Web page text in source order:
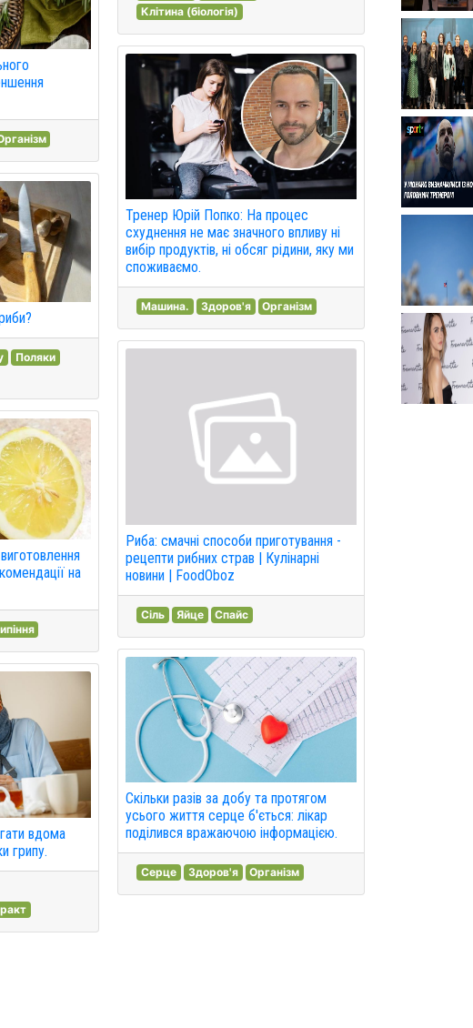
Поляки
на
вдома
грипу.
Клітина (біологія)
Тренер Юрій Попко: На процес
схуднення не має значного впливу ні
вибір продуктів, ні обсяг рідини, яку ми
споживаємо.
Машина. Здоров'я Організм
Риба: смачні способи приготування -
рецепти рибних страв | Кулінарні
новини | FoodOboz
Сіль Яйце Спайс
Скільки разів за добу та протягом
усього життя серце б'ється: лікар
поділився вражаючою інформацією.
Серце Здоров'я Організм